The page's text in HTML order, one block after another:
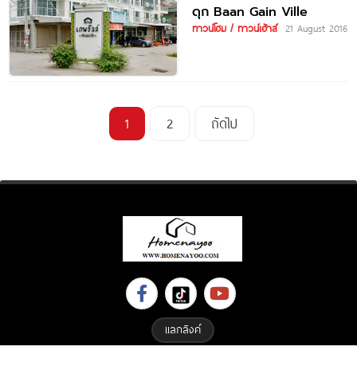
ดุก Baan Gain Ville
ทาวน์โฮม / ทาวน์เฮ้าส์ 21 August 2016
1 2 ถัดไป
แลกลิงค์